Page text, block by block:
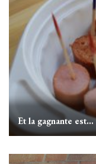
Et la gagnante est…